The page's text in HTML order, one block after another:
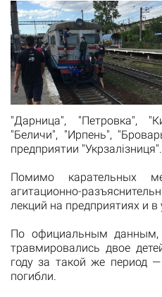
"Дарница", "Петровка",
"Беличи", "Ирпень",
предприятии "Укрзалізниця".
Помимо карательных
агитационно-
лекций на предприятиях и
По официальным
травмировались двое
году за такой же период
погибли.